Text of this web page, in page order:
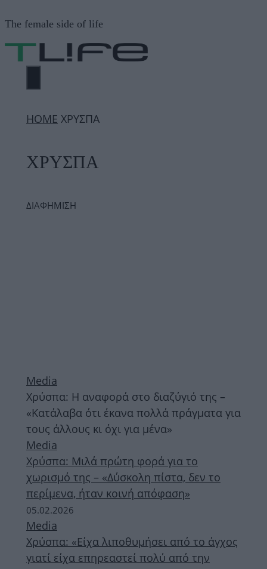
σε
περιεχόμενο
The female side of life
ΜΕΝΟΎ
ΗΟΜΕ ΧΡΥΣΠΑ
ΧΡΥΣΠΑ
ΔΙΑΦΗΜΙΣΗ
Media
Χρύσπα: Η αναφορά στο διαζύγιό της –
«Κατάλαβα ότι έκανα πολλά πράγματα για
τους άλλους κι όχι για μένα»
Media
Χρύσπα: Μιλά πρώτη φορά για το
χωρισμό της – «Δύσκολη πίστα, δεν το
περίμενα, ήταν κοινή απόφαση»
05.02.2026
Media
Χρύσπα: «Είχα λιποθυμήσει από το άγχος
γιατί είχα επηρεαστεί πολύ από την